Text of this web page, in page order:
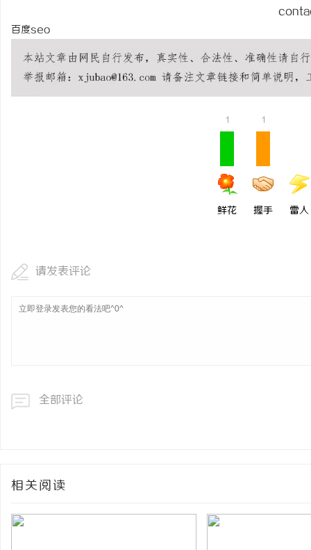
百度seo
1
鲜花
1
握手 雷人
请发表评论
全部评论
相关阅读